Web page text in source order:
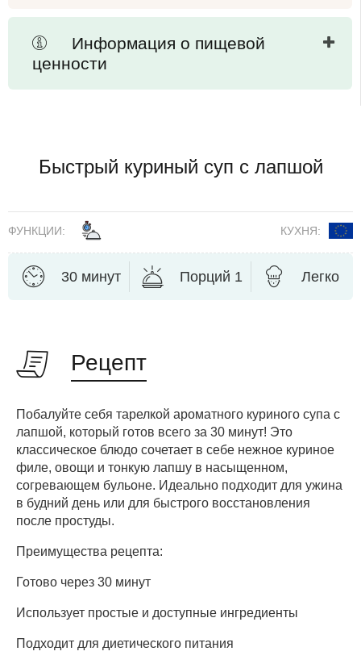
Информация о пищевой
ценности
Быстрый куриный суп с лапшой
ФУНКЦИИ: КУХНЯ:
30 минут Порций 1 Легко
Рецепт
Побалуйте себя тарелкой ароматного куриного супа с
лапшой, который готов всего за 30 минут! Это
классическое блюдо сочетает в себе нежное куриное
филе, овощи и тонкую лапшу в насыщенном,
согревающем бульоне. Идеально подходит для ужина
в будний день или для быстрого восстановления
после простуды.
Преимущества рецепта:
Готово через 30 минут
Использует простые и доступные ингредиенты
Подходит для диетического питания